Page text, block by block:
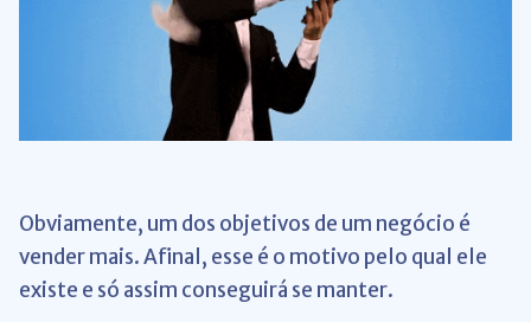
Obviamente, um dos objetivos de um negócio é
vender mais. Afinal, esse é o motivo pelo qual ele
existe e só assim conseguirá se manter.